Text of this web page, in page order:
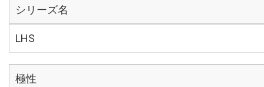
シリーズ名
LHS
極性